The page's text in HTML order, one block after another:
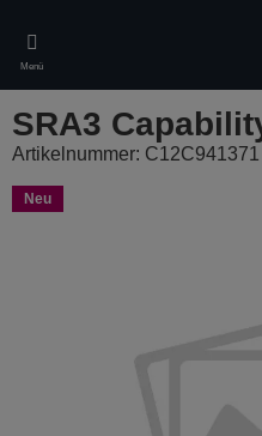
main
content
Menü
SRA3
Artikelnummer: C12C941371
Neu